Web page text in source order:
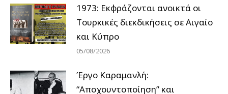
1973: Εκφράζονται ανοικτά οι
Tουρκικές διεκδικήσεις σε Αιγαίο
και Κύπρο
05/08/2026
Έργο Καραμανλή:
“Αποχουντοποίηση” και